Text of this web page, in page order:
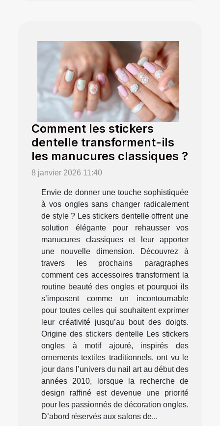
Comment les stickers
dentelle transforment-ils
les manucures classiques ?
8 janvier 2026 11:40
Envie de donner une touche sophistiquée
à vos ongles sans changer radicalement
de style ? Les stickers dentelle offrent une
solution élégante pour rehausser vos
manucures classiques et leur apporter
une nouvelle dimension. Découvrez à
travers les prochains paragraphes
comment ces accessoires transforment la
routine beauté des ongles et pourquoi ils
s’imposent comme un incontournable
pour toutes celles qui souhaitent exprimer
leur créativité jusqu’au bout des doigts.
Origine des stickers dentelle Les stickers
ongles à motif ajouré, inspirés des
ornements textiles traditionnels, ont vu le
jour dans l’univers du nail art au début des
années 2010, lorsque la recherche de
design raffiné est devenue une priorité
pour les passionnés de décoration ongles.
D’abord réservés aux salons de...